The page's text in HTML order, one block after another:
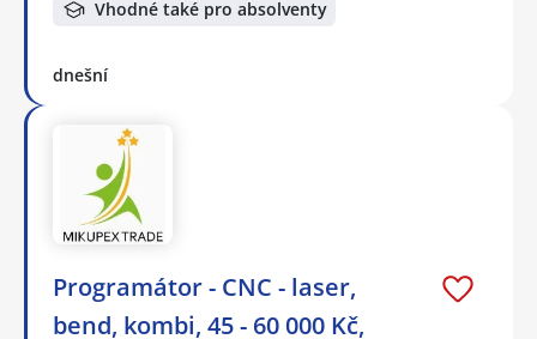
Vhodné také pro absolventy
dnešní
Programátor - CNC - laser,
bend, kombi, 45 - 60 000 Kč,